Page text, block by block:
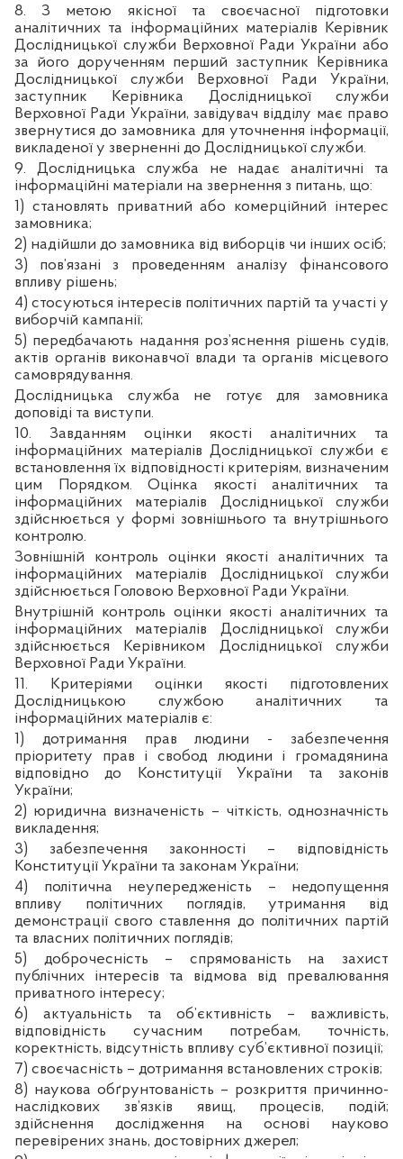
8. З метою якісної та своєчасної підготовки
аналітичних та інформаційних матеріалів Керівник
Дослідницької служби Верховної Ради України або
за його дорученням перший заступник Керівника
Дослідницької служби Верховної Ради України,
заступник Керівника Дослідницької служби
Верховної Ради України, завідувач відділу має право
звернутися до замовника для уточнення інформації,
викладеної у зверненні до Дослідницької служби.
9. Дослідницька служба не надає аналітичні та
інформаційні матеріали на звернення з питань, що:
1) становлять приватний або комерційний інтерес
замовника;
2) надійшли до замовника від виборців чи інших осіб;
3) пов’язані з проведенням аналізу фінансового
впливу рішень;
4) стосуються інтересів політичних партій та участі у
виборчій кампанії;
5) передбачають надання роз’яснення рішень судів,
актів органів виконавчої влади та органів місцевого
самоврядування.
Дослідницька служба не готує для замовника
доповіді та виступи.
10. Завданням оцінки якості аналітичних та
інформаційних матеріалів Дослідницької служби є
встановлення їх відповідності критеріям, визначеним
цим Порядком. Оцінка якості аналітичних та
інформаційних матеріалів Дослідницької служби
здійснюється у формі зовнішнього та внутрішнього
контролю.
Зовнішній контроль оцінки якості аналітичних та
інформаційних матеріалів Дослідницької служби
здійснюється Головою Верховної Ради України.
Внутрішній контроль оцінки якості аналітичних та
інформаційних матеріалів Дослідницької служби
здійснюється Керівником Дослідницької служби
Верховної Ради України.
11. Критеріями оцінки якості підготовлених
Дослідницькою службою аналітичних та
інформаційних матеріалів є:
1) дотримання прав людини - забезпечення
пріоритету прав і свобод людини і громадянина
відповідно до
Конституції України та законів
України;
2) юридична визначеність – чіткість, однозначність
викладення;
3) забезпечення законності – відповідність
Конституції України та законам України;
4) політична неупередженість – недопущення
впливу політичних поглядів, утримання від
демонстрації свого ставлення до політичних партій
та власних політичних поглядів;
5) доброчесність – спрямованість на захист
публічних інтересів та відмова від превалювання
приватного інтересу;
6) актуальність та об’єктивність – важливість,
відповідність сучасним потребам, точність,
коректність, відсутність впливу суб’єктивної позиції;
7) своєчасність – дотримання встановлених строків;
8) наукова обґрунтованість – розкриття причинно-
наслідкових зв’язків явищ, процесів, подій;
здійснення дослідження на основі науково
перевірених знань, достовірних джерел;